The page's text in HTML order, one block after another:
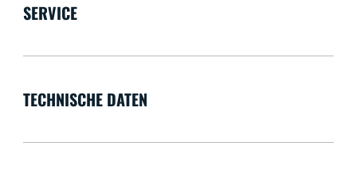
SERVICE
TECHNISCHE DATEN